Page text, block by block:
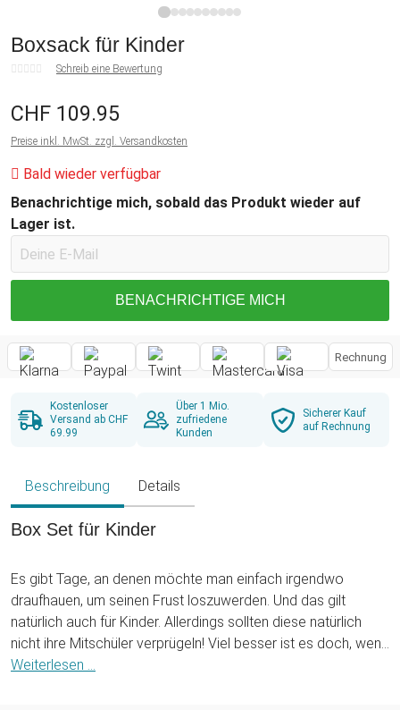
Boxsack für Kinder
Schreib eine Bewertung
CHF 109.95
Preise inkl. MwSt. zzgl. Versandkosten
Bald wieder verfügbar
Benachrichtige mich, sobald das Produkt wieder auf
Lager ist.
BENACHRICHTIGE MICH
Rechnung
Kostenloser
Versand ab CHF
69.99
Über 1 Mio.
zufriedene
Kunden
Sicherer Kauf
auf Rechnung
Beschreibung Details
Box Set für Kinder
Es gibt Tage, an denen möchte man einfach irgendwo
draufhauen, um seinen Frust loszuwerden. Und das gilt
natürlich auch für Kinder. Allerdings sollten diese natürlich
nicht ihre Mitschüler verprügeln! Viel besser ist es doch, wenn
sie ihre Fäuste, mit Boxhandschuhen geschützt, gegen einen
Weiterlesen ...